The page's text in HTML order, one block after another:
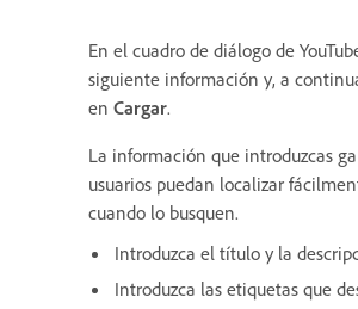
En el cuadro de diálogo de
siguiente información y, a
en Cargar.
La información que introduzcas
usuarios puedan localizar
cuando lo busquen.
Introduzca el título y la
Introduzca las etiquetas que